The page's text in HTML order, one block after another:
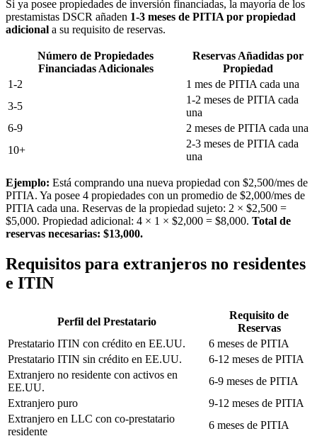
Si ya posee propiedades de inversión financiadas, la mayoría de los
prestamistas DSCR añaden 1-3 meses de PITIA por propiedad
adicional a su requisito de reservas.
Número de Propiedades
Financiadas Adicionales
Reservas Añadidas por
Propiedad
1-2
1 mes de PITIA cada una
3-5
1-2 meses de PITIA cada
una
6-9
2 meses de PITIA cada una
10+
2-3 meses de PITIA cada
una
Ejemplo: Está comprando una nueva propiedad con $2,500/mes de
PITIA. Ya posee 4 propiedades con un promedio de $2,000/mes de
PITIA cada una. Reservas de la propiedad sujeto: 2 × $2,500 =
$5,000. Propiedad adicional: 4 × 1 × $2,000 = $8,000. Total de
reservas necesarias: $13,000.
Requisitos para extranjeros no residentes
e ITIN
Perfil del Prestatario
Requisito de
Reservas
Prestatario ITIN con crédito en EE.UU.
6 meses de PITIA
Prestatario ITIN sin crédito en EE.UU.
6-12 meses de PITIA
Extranjero no residente con activos en
EE.UU.
6-9 meses de PITIA
Extranjero puro
9-12 meses de PITIA
Extranjero en LLC con co-prestatario
residente
6 meses de PITIA